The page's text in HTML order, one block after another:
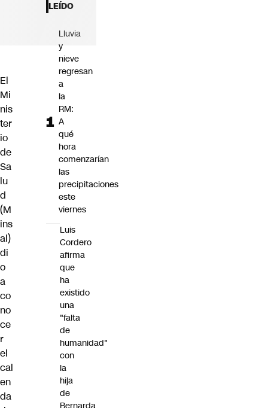
El
Mi
nis
ter
io
de
Sa
lu
d
(M
ins
al)
di
o
a
co
no
ce
r
el
cal
en
da
LEÍDO
Lluvia
y
nieve
regresan
a
la
RM:
A
qué
hora
comenzarían
las
precipitaciones
este
viernes
Luis
Cordero
afirma
que
ha
existido
una
"falta
de
humanidad"
con
la
hija
de
Bernarda